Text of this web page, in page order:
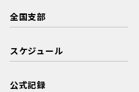
全国支部
スケジュール
公式記録